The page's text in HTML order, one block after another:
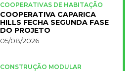
COOPERATIVAS DE HABITAÇÃO
COOPERATIVA CAPARICA
HILLS FECHA SEGUNDA FASE
DO PROJETO
05/08/2026
CONSTRUÇÃO MODULAR